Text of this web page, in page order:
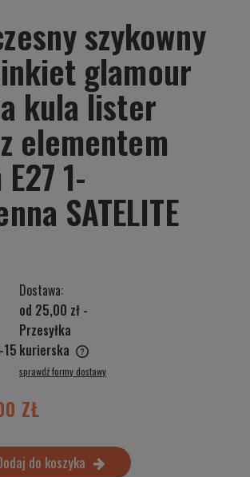
szykowny
glamour
kula lister
elementem
1-
SATELITE
Dostawa:
od 25,00 zł -
Przesyłka
kurierska
ewentualnych kosztów płatności
sprawdź formy dostawy
ZŁ
do koszyka